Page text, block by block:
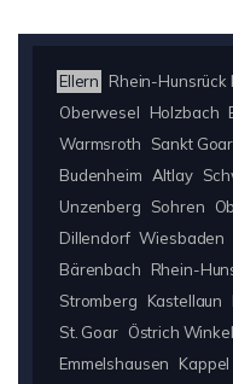
Ellern Rhein-Hunsrück
Oberwesel
Holzbach
Warmsroth
Sankt Goar
Budenheim Altlay
Unzenberg
Sohren
Dillendorf Wiesbaden
Bärenbach
Rhein-
Stromberg
Kastellaun
St. Goar Östrich Winkel
Emmelshausen
Kappel